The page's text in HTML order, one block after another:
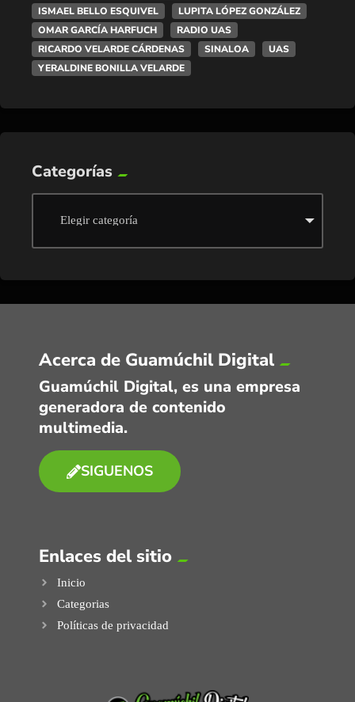
ISMAEL BELLO ESQUIVEL
LUPITA LÓPEZ GONZÁLEZ
OMAR GARCÍA HARFUCH
RADIO UAS
RICARDO VELARDE CÁRDENAS
SINALOA
UAS
YERALDINE BONILLA VELARDE
Categorías
Acerca de Guamúchil Digital
Guamúchil Digital, es una empresa
generadora de contenido
multimedia.
SIGUENOS
Enlaces del sitio
Inicio
Categorias
Políticas de privacidad